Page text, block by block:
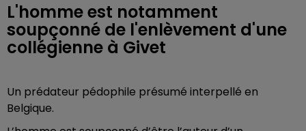
L'homme est notamment
soupçonné de l'enlèvement d'une
collégienne à Givet
Un prédateur pédophile présumé interpellé en
Belgique.